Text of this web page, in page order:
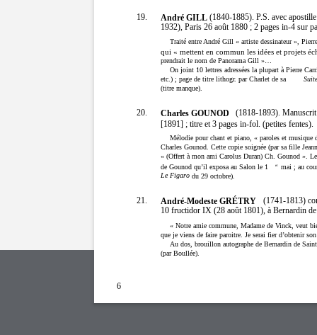
6
19. André GILL (1840-1885). P.S. avec
1932), Paris 26 août 1880 ; 2 pages in-4 sur
Traité entre André Gill « artiste dessinateur »,
qui « mettent en commun les idées et projets
prendrait le nom de Panorama Gill »…
On joint 10 lettres adressées la plupart à Pierre
etc.) ; page de titre lithogr. par Charlet de sa
(titre manque).
20. Charles GOUNOD
(1818-1893). Manuscrit
[1891] ; titre et 3 pages in-fol. (petites fentes).
Mélodie pour chant et piano, « paroles et musique
Charles Gounod. Cette copie soignée (par sa fille
« (Offert à mon ami Carolus Duran) Ch. Gounod ».
de Gounod qu’il exposa au Salon le 1
er
mai ; au
Le Figaro du 29 octobre).
21. André-Modeste GRÉTRY
(1741-1813)
10 fructidor IX (28 août 1801), à Bernardin
« Notre amie commune, Madame de Vinck, veut
que je viens de faire paroitre. Je serai fier d’obtenir
Au dos, brouillon autographe de Bernardin de
(par Boullée).